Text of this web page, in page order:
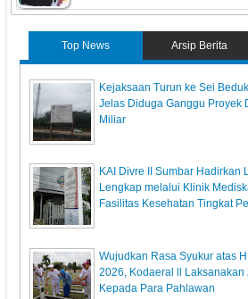
Top News Arsip Berita
Kejaksaan Turun ke Sei
Jelas Diduga Ganggu Proyek
Miliar
KAI Divre II Sumbar Hadirkan
Lengkap melalui Klinik
Fasilitas Kesehatan Tingkat
Wujudkan Rasa Syukur atas
2026, Kodaeral ll Laksanakan
Kepada Para Pahlawan